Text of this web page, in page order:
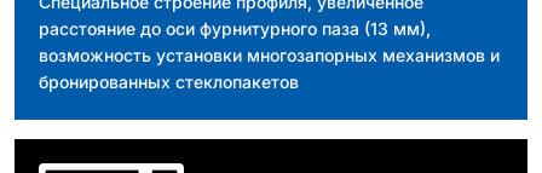
расстояние до оси фурнитурного паза (13 мм),
возможность установки многозапорных механизмов и
бронированных стеклопакетов